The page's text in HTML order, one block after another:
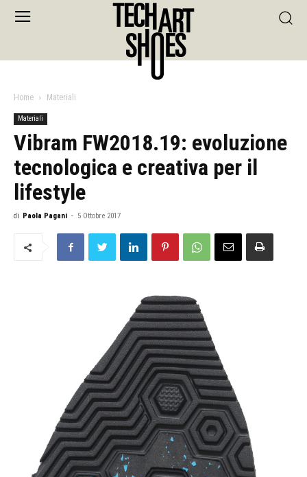
Home Materiali
Materiali
Vibram FW2018.19: evoluzione
tecnologica e creativa per il
lifestyle
di Paola Pagani - 5 Ottobre 2017